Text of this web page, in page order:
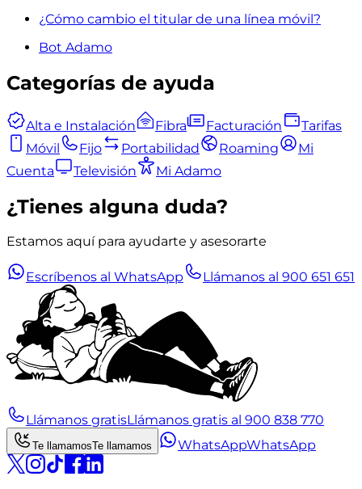
¿Cómo cambio el titular de una línea móvil?
Bot Adamo
Categorías de ayuda
Alta e Instalación Fibra Facturación
Tarifas
Móvil
Fijo Portabilidad Roaming
Mi
Cuenta
Televisión Mi Adamo
¿Tienes alguna duda?
Estamos aquí para ayudarte y asesorarte
Escríbenos al WhatsApp Llámanos al 900 651 651
Llámanos gratisLlámanos gratis al 900 838 770
Te llamamosTe llamamos WhatsAppWhatsApp